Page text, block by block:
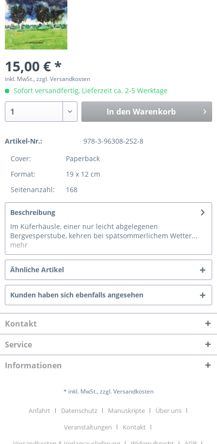
15,00 € *
inkl. MwSt., zzgl. Versandkosten
Sofort versandfertig, Lieferzeit ca. 2-5 Werktage
In den Warenkorb
Artikel-Nr.:
978-3-96308-252-8
Cover:
Paperback
Format:
19 x 12 cm
Seitenanzahl:
168
Beschreibung
Im Küferhäusle, einer nur leicht abgelegenen
Bergvesperstube, kehren bei spätsommerlichem Wetter...
mehr
Ähnliche Artikel
Kunden haben sich ebenfalls angesehen
Kontakt
Service
Informationen
* inkl. MwSt., zzgl. Versandkosten
Anfahrt Datenschutz Manuskripte
Über uns
Veranstaltungen
Kontakt